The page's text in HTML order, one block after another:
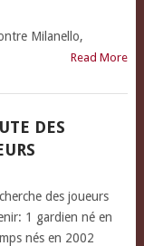
Milanello,
Read More
DES
des joueurs
1 gardien né en
nés en 2002